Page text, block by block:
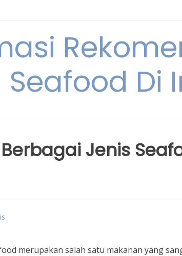
Seafood Di
Jenis
merupakan salah satu makanan yang